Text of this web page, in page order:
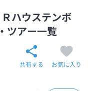
ハウステンボ
ツアー一覧
共有する お気に入り